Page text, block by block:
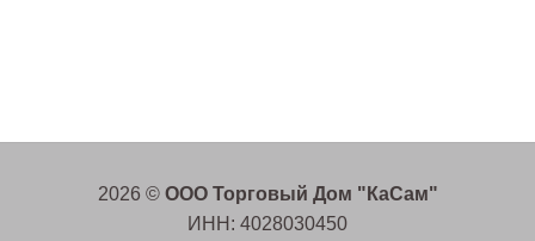
2026 © ООО Торговый Дом "КаСам"
ИНН: 4028030450